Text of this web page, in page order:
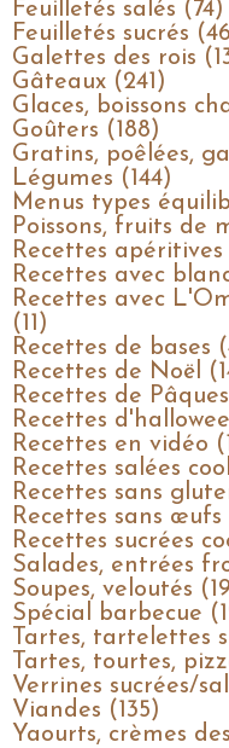
Feuilletés salés (74)
Feuilletés sucrés
Galettes des rois
Gâteaux (241)
Glaces, boissons
Goûters (188)
Gratins, poêlées,
Légumes (144)
Menus types
Poissons, fruits de
Recettes apéritives
Recettes avec
Recettes avec
(11)
Recettes de bases
Recettes de Noël
Recettes de Pâques
Recettes
Recettes en vidéo
Recettes salées
Recettes sans
Recettes sans œufs
Recettes sucrées
Salades, entrées
Soupes, veloutés
Spécial barbecue
Tartes, tartelettes
Tartes, tourtes,
Verrines sucrées/
Viandes (135)
Yaourts, crèmes